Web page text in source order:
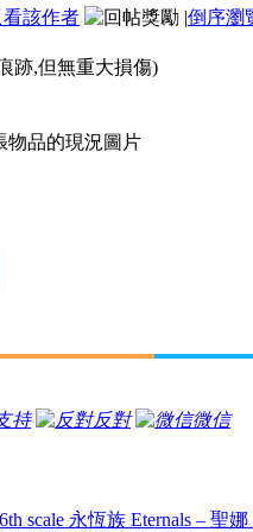
看該作者 |倒序瀏
跡,但無重大損傷)
物品的現況圖片
持 反對 微信
scale 永恆族 Eternals – 聖娜